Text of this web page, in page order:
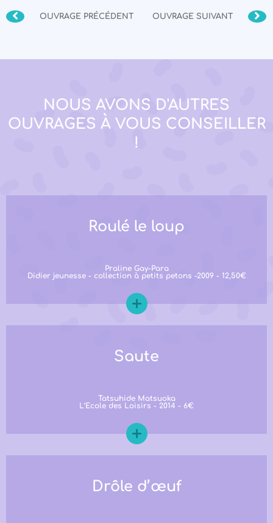
OUVRAGE PRÉCÉDENT OUVRAGE SUIVANT
NOUS AVONS D'AUTRES
OUVRAGES À VOUS CONSEILLER
!
Roulé le loup
Praline Gay-Para
Didier jeunesse - collection à petits petons -2009 - 12,50€
Saute
Tatsuhide Matsuoka
L’Ecole des Loisirs - 2014 - 6€
Drôle d’œuf